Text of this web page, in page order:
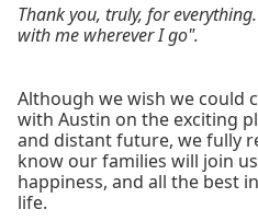
Thank you, truly, for
with me wherever I go".
Although we wish we could
with Austin on the exciting
and distant future, we fully
know our families will join
happiness, and all the best
life.